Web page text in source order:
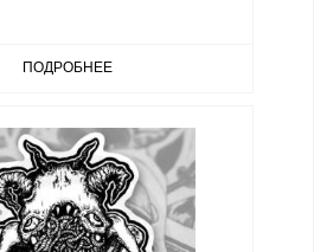
ПОДРОБНЕЕ